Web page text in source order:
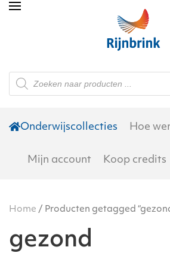
Skip to main content
Producten
zoeken
Onderwijscollecties Hoe
Mijn account Koop credits
Home / Producten getagged
gezond